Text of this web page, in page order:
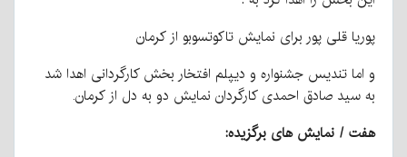
پوریا قلی پور برای نمایش تاکوتسوبو از کرمان
و اما تندیس جشنواره و دیپلم افتخار بخش کارگردانی اهدا شد
به سید صادق احمدی کارگردان نمایش دو به دل از کرمان.
هفت / نمایش های برگزیده: